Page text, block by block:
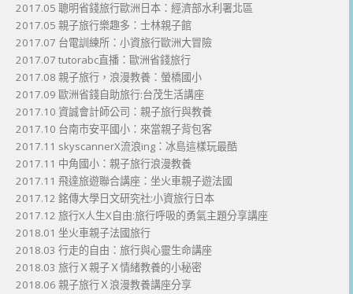
2017.05 聰明省錢旅行歐洲日本：經濟部水利署北區
2017.05 親子旅行樂趣多：士林親子館
2017.07 台電訓練所：小資旅行歐洲大冒險
2017.07 tutorabc直播：歐洲省錢旅行
2017.08 親子旅行，浪漫教養：螢橋國小
2017.09 歐洲省錢自助旅行:台茂生活講座
2017.10 資誠會計師公司：親子旅行與教養
2017.10 台南市安平國小：來當親子背包客
2017.11 skyscannerX流浪ing：冰島這樣玩最酷
2017.11 中角國小：親子旅行浪漫教養
2017.11 飛達旅遊聯合講座：坐火車親子遊法國
2017.12 銘傳大學日文研究社:小資旅行日本
2017.12 旅行X人生X自由:旅行呼吸的勇氣主題分享講座
2018.01 坐火車親子法國旅行
2018.03 行走的自由：旅行與心靈生命講座
2018.03 旅行Ｘ親子Ｘ情緒教養的小秘密
2018.06 親子旅行Ｘ浪漫教養講座分享